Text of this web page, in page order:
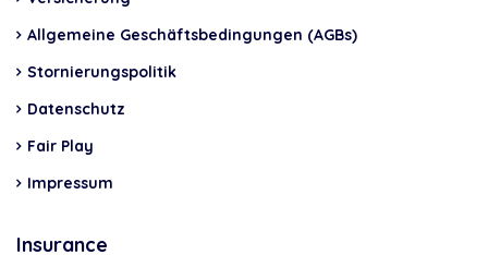
Allgemeine Geschäftsbedingungen (AGBs)
Stornierungspolitik
Datenschutz
Fair Play
Impressum
Insurance